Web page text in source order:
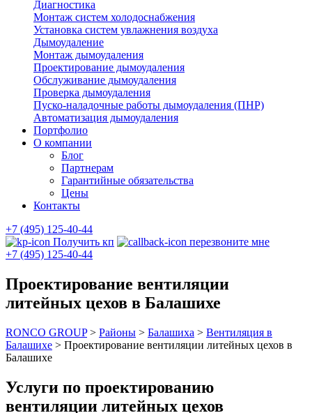
Диагностика
Монтаж систем холодоснабжения
Установка систем увлажнения воздуха
Дымоудаление
Монтаж дымоудаления
Проектирование дымоудаления
Обслуживание дымоудаления
Проверка дымоудаления
Пуско-наладочные работы дымоудаления (ПНР)
Автоматизация дымоудаления
Портфолио
О компании
Блог
Партнерам
Гарантийные обязательства
Цены
Контакты
+7 (495) 125-40-44
Получить кп
перезвоните мне
+7 (495) 125-40-44
Проектирование вентиляции
литейных цехов в Балашихе
RONCO GROUP> Районы > Балашиха > Вентиляция в
Балашихе > Проектирование вентиляции литейных цехов в
Балашихе
Услуги по проектированию
вентиляции литейных цехов